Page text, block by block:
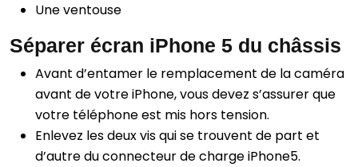
Une ventouse
Séparer écran iPhone 5 du châssis
Avant d’entamer le remplacement de la caméra
avant de votre iPhone, vous devez s’assurer que
votre téléphone est mis hors tension.
Enlevez les deux vis qui se trouvent de part et
d’autre du connecteur de charge iPhone5.